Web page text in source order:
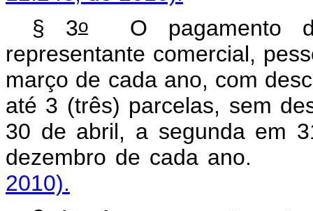
§ 3oO pagamento
representante comercial,
março de cada ano, com
até 3 (três) parcelas, sem
30 de abril, a segunda em
dezembro de cada
2010).